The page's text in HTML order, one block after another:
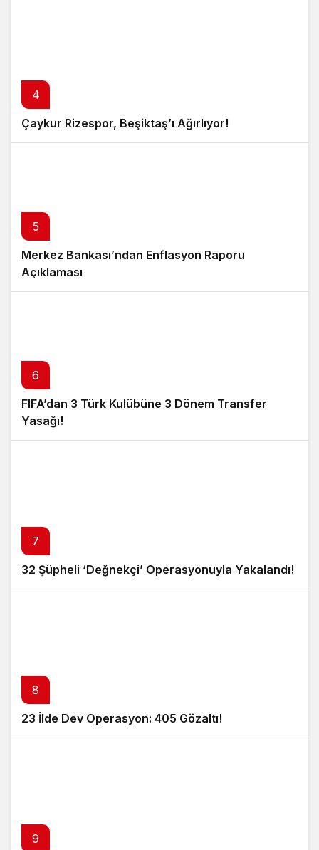
4
Çaykur Rizespor, Beşiktaş’ı Ağırlıyor!
5
Merkez Bankası’ndan Enflasyon Raporu
Açıklaması
6
FIFA’dan 3 Türk Kulübüne 3 Dönem Transfer
Yasağı!
7
32 Şüpheli ‘Değnekçi’ Operasyonuyla Yakalandı!
8
23 İlde Dev Operasyon: 405 Gözaltı!
9